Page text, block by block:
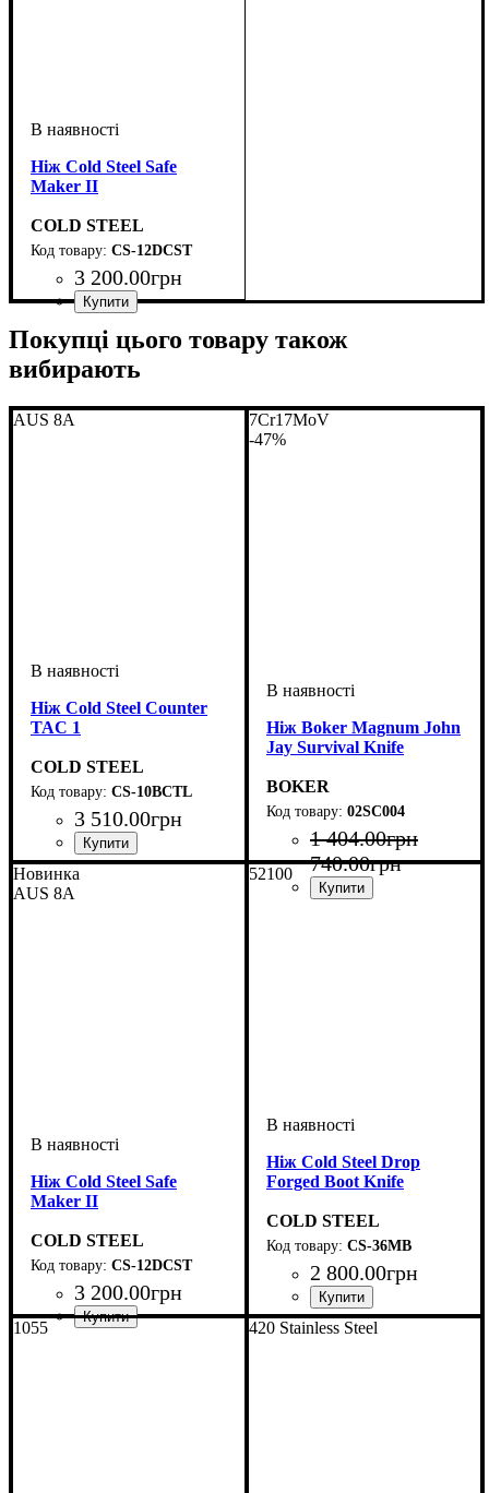
Ніж Cold Steel Safe
Maker II
COLD STEEL
CS-12DCST
3 200.00грн
Покупці цього товару також
вибирають
AUS 8A
Ніж Cold Steel Counter
TAC 1
COLD STEEL
CS-10BCTL
3 510.00грн
7Cr17MoV
-47%
Ніж Boker Magnum John
Jay Survival Knife
BOKER
02SC004
1 404.00грн
740.00грн
Новинка
AUS 8A
Ніж Cold Steel Safe
Maker II
COLD STEEL
CS-12DCST
3 200.00грн
52100
Ніж Cold Steel Drop
Forged Boot Knife
COLD STEEL
CS-36MB
2 800.00грн
1055 420 Stainless Steel